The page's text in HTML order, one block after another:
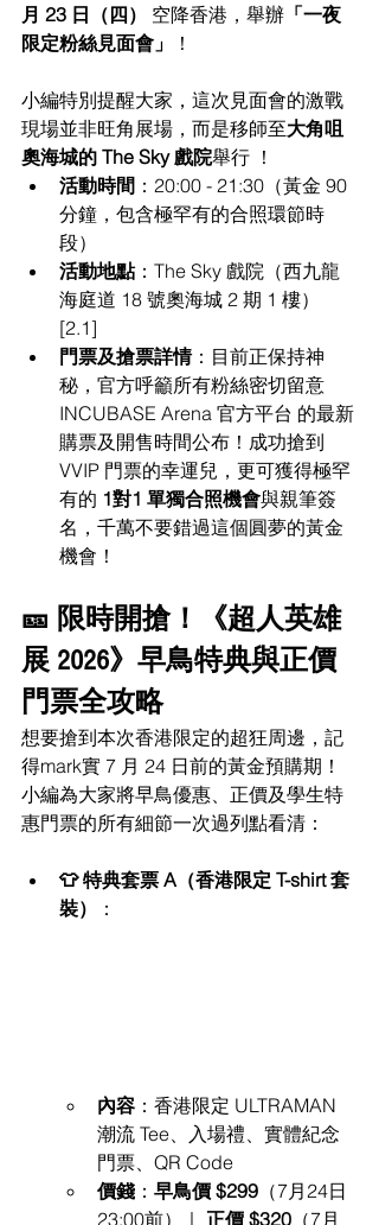
月 23 日（四）
空降香港，舉辦 「一夜
限定粉絲見面會」
！
小編特別提醒大家，這次見面會的激戰
現場並非旺角展場，而是移師至大角咀
奧海城的 The Sky 戲院舉行 ！
活動時間 ：20:00 - 21:30（黃金 90
分鐘，包含極罕有的合照環節時
段）
活動地點：The Sky 戲院（西九龍
海庭道 18 號奧海城 2 期 1 樓）
[2.1]
門票及搶票詳情：目前正保持神
秘，官方呼籲所有粉絲密切留意
INCUBASE Arena 官方平台 的最新
購票及開售時間公布！成功搶到
VVIP 門票的幸運兒，更可獲得極罕
有的 1對1 單獨合照機會與親筆簽
名，千萬不要錯過這個圓夢的黃金
機會！
🎫 限時開搶！《超人英雄
展 2026》早鳥特典與正價
門票全攻略
想要搶到本次香港限定的超狂周邊，記
得mark實 7 月 24 日前的黃金預購期！
小編為大家將早鳥優惠、正價及學生特
惠門票的所有細節一次過列點看清：
👕 特典套票 A（香港限定 T-shirt 套
裝）
：
內容 ：香港限定 ULTRAMAN
潮流 Tee、入場禮、實體紀念
門票、QR Code
價錢 ： 早鳥價 $299 （7月24日
23:00前）｜ 正價 $320 （7月